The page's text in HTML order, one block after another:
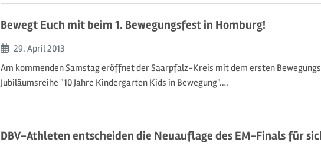
Bewegt Euch mit beim 1. Bewegungsfest in Homburg!
Beginn:
29. April2013
Am kommenden Samstag eröffnet der Saarpfalz-Kreis mit dem ersten
Jubiläumsreihe "10 Jahre Kindergarten Kids in Bewegung".…
DBV-Athleten entscheiden die Neuauflage des EM-Finals für